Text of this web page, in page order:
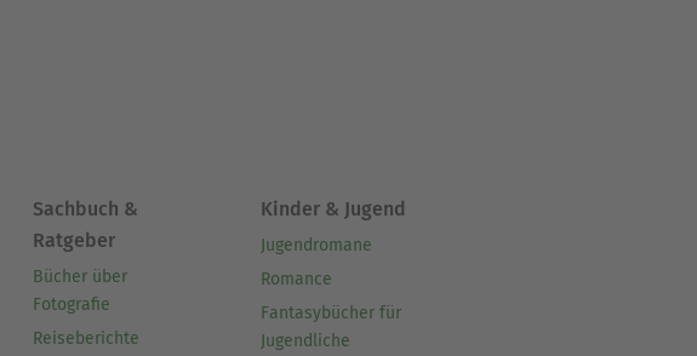
Sachbuch &
Ratgeber
Bücher über
Fotografie
Reiseberichte
Kinder & Jugend
Jugendromane
Romance
Fantasybücher für
Jugendliche